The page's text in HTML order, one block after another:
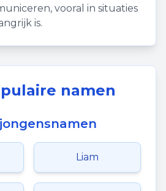
vooral in situaties
is.
namen
Liam